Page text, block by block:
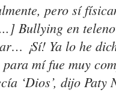
pero sí
Bullying en
¡Sí! Ya lo he
mí fue muy
‘Dios’, dijo Paty